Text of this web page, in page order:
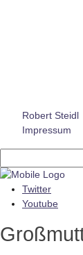
Robert Steidl
Impressum
Twitter
Youtube